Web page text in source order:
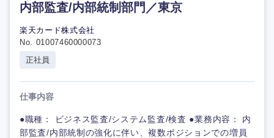
内部監査/内部統制部門／東京
楽天カード株式会社
No. 01007460000073
正社員
仕事内容
●職種： ビジネス監査/システム監査/検査 ●業務内容： 内
部監査/内部統制の強化に伴い、複数ポジションでの増員